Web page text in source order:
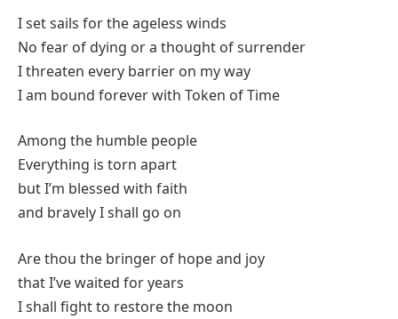
I set sails for the ageless winds
No fear of dying or a thought of surrender
I threaten every barrier on my way
I am bound forever with Token of Time
Among the humble people
Everything is torn apart
but I’m blessed with faith
and bravely I shall go on
Are thou the bringer of hope and joy
that I’ve waited for years
I shall fight to restore the moon